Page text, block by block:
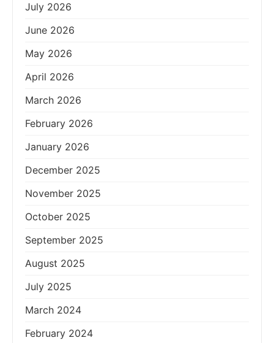
July 2026
June 2026
May 2026
April 2026
March 2026
February 2026
January 2026
December 2025
November 2025
October 2025
September 2025
August 2025
July 2025
March 2024
February 2024